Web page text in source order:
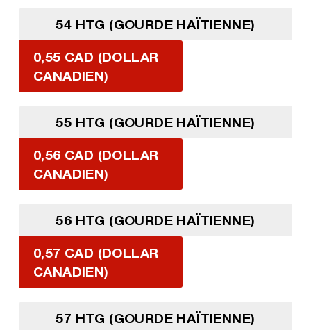
54 HTG (GOURDE HAÏTIENNE)
0,55 CAD (DOLLAR
CANADIEN)
55 HTG (GOURDE HAÏTIENNE)
0,56 CAD (DOLLAR
CANADIEN)
56 HTG (GOURDE HAÏTIENNE)
0,57 CAD (DOLLAR
CANADIEN)
57 HTG (GOURDE HAÏTIENNE)